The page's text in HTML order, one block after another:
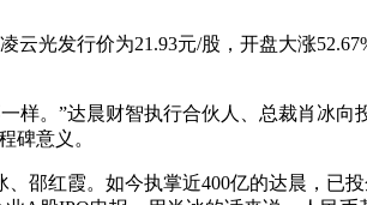
光发行价为21.93元/股，开盘大涨
。”达晨财智执行合伙人、总裁肖冰向
碑意义。
红霞。如今执掌近400亿的达晨，已